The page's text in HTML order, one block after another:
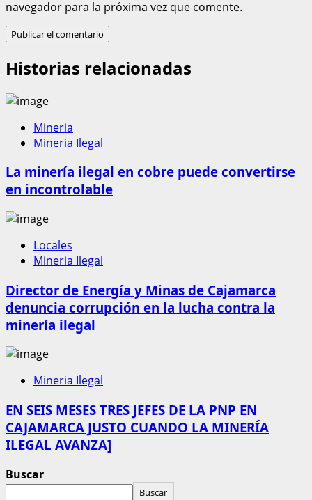
navegador para la próxima vez que comente.
Historias relacionadas
Mineria
Mineria Ilegal
La minería ilegal en cobre puede convertirse
en incontrolable
Locales
Mineria Ilegal
Director de Energía y Minas de Cajamarca
denuncia corrupción en la lucha contra la
minería ilegal
Mineria Ilegal
EN SEIS MESES TRES JEFES DE LA PNP EN
CAJAMARCA JUSTO CUANDO LA MINERÍA
ILEGAL AVANZA]
Buscar
Buscar